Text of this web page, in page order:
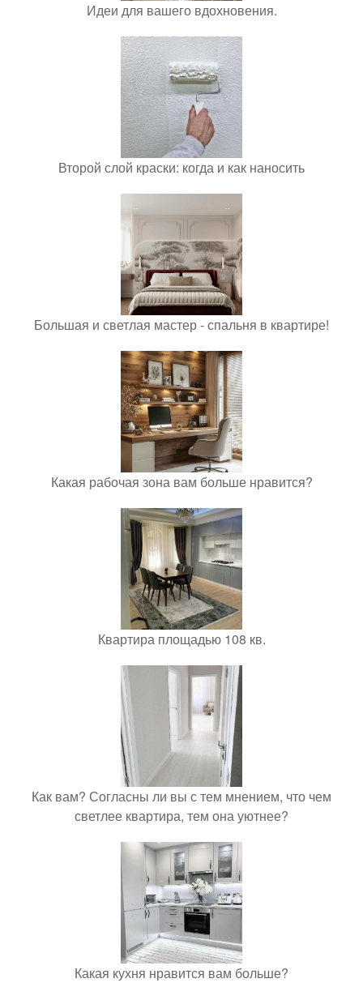
Идеи для вашего вдохновения.
Второй слой краски: когда и как наносить
Большая и светлая мастер - спальня в квартире!
Какая рабочая зона вам больше нравится?
Квартира площадью 108 кв.
Как вам? Согласны ли вы с тем мнением, что чем
светлее квартира, тем она уютнее?
Какая кухня нравится вам больше?